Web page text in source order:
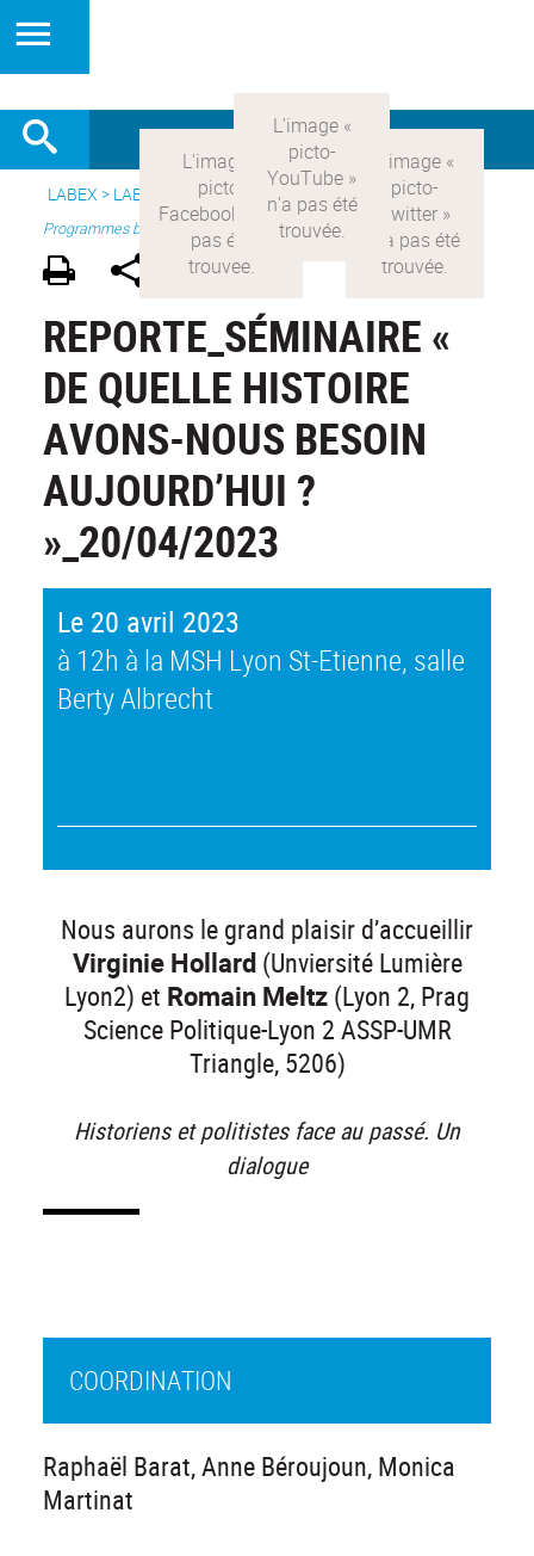
LABEX > LABEX COMOD> Version française > Recherche >
Programmes blanc
REPORTE_SÉMINAIRE «
DE QUELLE HISTOIRE
AVONS-NOUS BESOIN
AUJOURD’HUI ?
»_20/04/2023
Le 20 avril 2023
à 12h à la MSH Lyon St-Etienne, salle
Berty Albrecht
Nous aurons le grand plaisir d’accueillir
Virginie Hollard(Unviersité Lumière
Lyon2) et Romain Meltz (Lyon 2, Prag
Science Politique-Lyon 2 ASSP-UMR
Triangle, 5206)
Historiens et politistes face au passé. Un
dialogue
COORDINATION
Raphaël Barat, Anne Béroujoun, Monica
Martinat